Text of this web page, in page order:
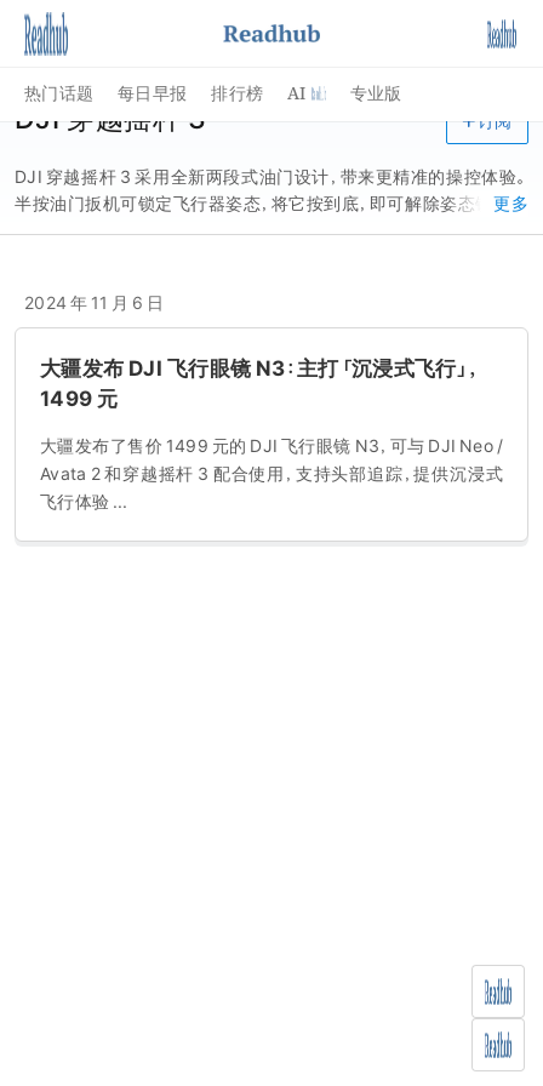
热门话题 每日早报 排行榜 AI 专业版
DJI 穿越摇杆 3
DJI 穿越摇杆 3 采用全新两段式油门设计，带来更精准的操控体验。
半按油门扳机可锁定飞行器姿态，将它按到底，即可解除姿态锁定并
让飞行器加速前飞。油门扳机还具备后退功能，你只需...
更多
订阅
2024 年 11 月 6 日
大疆发布 DJI 飞行眼镜 N3：主打「沉浸式飞行」，
1499 元
大疆发布了售价 1499 元的 DJI 飞行眼镜 N3，可与 DJI Neo /
Avata 2 和穿越摇杆 3 配合使用，支持头部追踪，提供沉浸式
飞行体验 ...